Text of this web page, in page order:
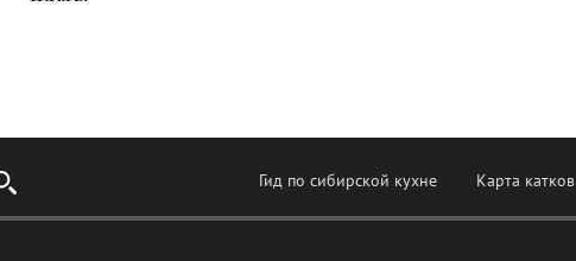
Гид по сибирской кухне Карта катков